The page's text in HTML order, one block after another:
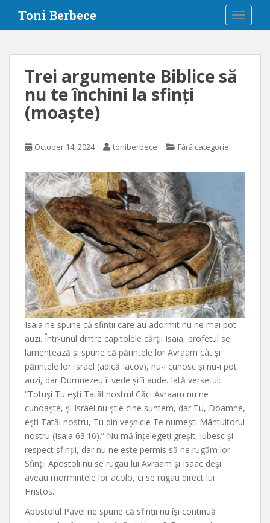
i
Toni Berbece
Trei argumente Biblice să
nu te închini la sfinți
(moaște)
October 14, 2024 toniberbece Fără categorie
Isaia ne spune că sfinții care au adormit nu ne mai pot
auzi. Într-unul dintre capitolele cărții Isaia, profetul se
lamentează și spune că părintele lor Avraam cât și
părintele lor Israel (adică Iacov), nu-i cunosc și nu-i pot
auzi, dar Dumnezeu îi vede și îi aude. Iată versetul:
“Totuşi Tu eşti Tatăl nostru! Căci Avraam nu ne
cunoaşte, şi Israel nu ştie cine suntem, dar Tu, Doamne,
eşti Tatăl nostru, Tu din veşnicie Te numeşti Mântuitorul
nostru (Isaia 63:16).” Nu mă înțelegeți greșit, iubesc și
respect sfinții, dar nu ne este permis să ne rugăm lor.
Sfinții Apostoli nu se rugau lui Avraam și Isaac deși
aveau mormintele lor acolo, ci se rugau direct lui
Hristos.
Apostolul Pavel ne spune că sfinții nu își continuă